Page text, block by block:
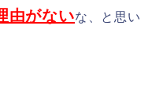
由がないな、と思い